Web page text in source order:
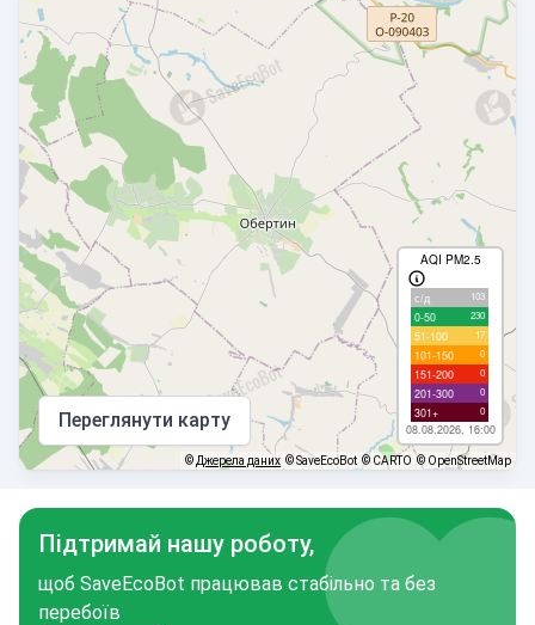
AQI PM2.5
с/д 103
0-50 230
51-100 17
101-150 0
151-200 0
201-300 0
301+ 0
08.08.2026, 16:00
Переглянути карту
© Джерела даних © SaveEcoBot © CARTO © OpenStreetMap
Підтримай нашу роботу,
щоб SaveEcoBot працював стабільно та без
перебоїв